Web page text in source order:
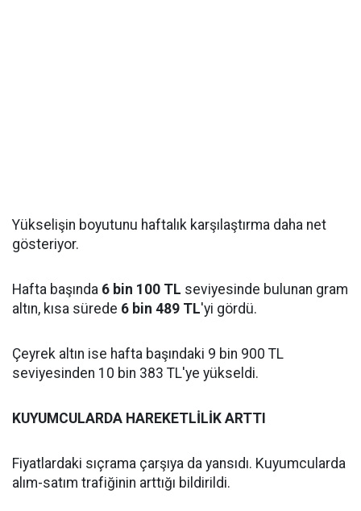
Yükselişin boyutunu haftalık karşılaştırma daha net
gösteriyor.
Hafta başında 6 bin 100 TL seviyesinde bulunan gram
altın, kısa sürede 6 bin 489 TL'yi gördü.
Çeyrek altın ise hafta başındaki 9 bin 900 TL
seviyesinden 10 bin 383 TL'ye yükseldi.
KUYUMCULARDA HAREKETLİLİK ARTTI
Fiyatlardaki sıçrama çarşıya da yansıdı. Kuyumcularda
alım-satım trafiğinin arttığı bildirildi.